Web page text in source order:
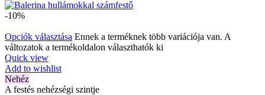
-10%
Opciók választása Ennek a terméknek több variációja van. A
változatok a termékoldalon választhatók ki
Quick view
Add to wishlist
Nehéz
A festés nehézségi szintje